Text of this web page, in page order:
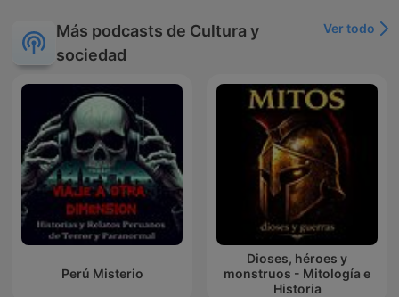
Más podcasts de Cultura y
sociedad
Ver todo
Perú Misterio
Dioses, héroes y
monstruos - Mitología e
Historia